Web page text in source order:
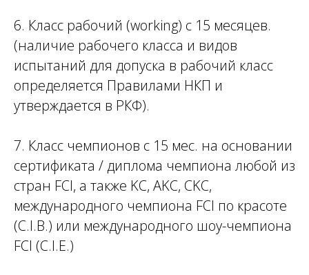
6. Класс рабочий (working) с 15 месяцев.
(наличие рабочего класса и видов
испытаний для допуска в рабочий класс
определяется Правилами НКП и
утверждается в РКФ).
7. Класс чемпионов с 15 мес. на основании
сертификата / диплома чемпиона любой из
стран FCI, а также KC, AKC, CKC,
международного чемпиона FCI по красоте
(C.I.B.) или международного шоу-чемпиона
FCI (C.I.E.)